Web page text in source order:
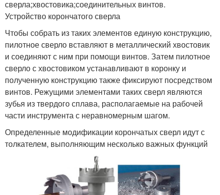
сверла;хвостовика;соединительных винтов.
Устройство корончатого сверла
Чтобы собрать из таких элементов единую конструкцию,
пилотное сверло вставляют в металлический хвостовик
и соединяют с ним при помощи винтов. Затем пилотное
сверло с хвостовиком устанавливают в коронку и
полученную конструкцию также фиксируют посредством
винтов. Режущими элементами таких сверл являются
зубья из твердого сплава, располагаемые на рабочей
части инструмента с неравномерным шагом.
Определенные модификации корончатых сверл идут с
толкателем, выполняющим несколько важных функций